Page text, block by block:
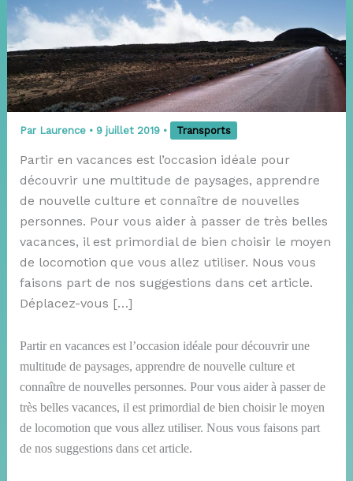
Par Laurence • 9 juillet 2019 • Transports
Partir en vacances est l’occasion idéale pour
découvrir une multitude de paysages, apprendre
de nouvelle culture et connaître de nouvelles
personnes. Pour vous aider à passer de très belles
vacances, il est primordial de bien choisir le moyen
de locomotion que vous allez utiliser. Nous vous
faisons part de nos suggestions dans cet article.
Déplacez-vous […]
Partir en vacances est l’occasion idéale pour découvrir une
multitude de paysages, apprendre de nouvelle culture et
connaître de nouvelles personnes. Pour vous aider à passer de
très belles vacances, il est primordial de bien choisir le moyen
de locomotion que vous allez utiliser. Nous vous faisons part
de nos suggestions dans cet article.